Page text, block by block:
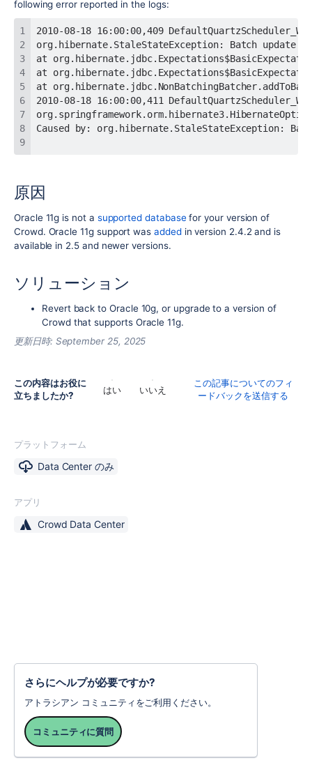
following error reported in the logs:
原因
Oracle 11g is not a supported databasefor your version of
Crowd. Oracle 11g support was addedin version 2.4.2 and is
available in 2.5 and newer versions.
ソリューション
Revert back to Oracle 10g, or upgrade to a version of
Crowd that supports Oracle 11g.
更新日時: September 25, 2025
この内容はお役に
立ちましたか?
はい いいえ
この記事についてのフィ
ードバックを送信する
プラットフォーム
Data Center のみ
アプリ
Crowd Data Center
さらにヘルプが必要ですか?
アトラシアン コミュニティをご利用ください。
コミュニティに質問